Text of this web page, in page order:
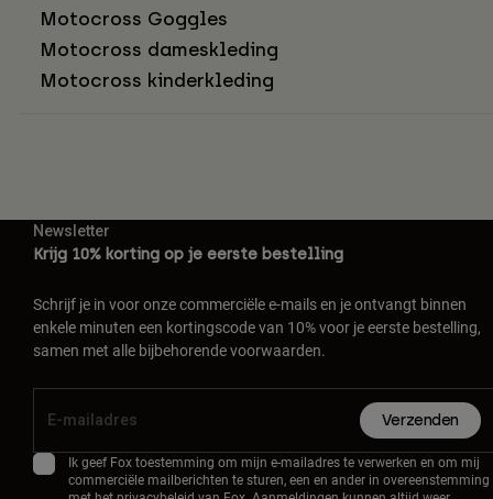
Motocross Goggles
Motocross dameskleding
Motocross kinderkleding
Newsletter
Krijg 10% korting op je eerste bestelling
Schrijf je in voor onze commerciële e-mails en je ontvangt binnen
enkele minuten een kortingscode van 10% voor je eerste bestelling,
samen met alle bijbehorende voorwaarden.
Verzenden
Ik geef Fox toestemming om mijn e-mailadres te verwerken en om mij
commerciële mailberichten te sturen, een en ander in overeenstemming